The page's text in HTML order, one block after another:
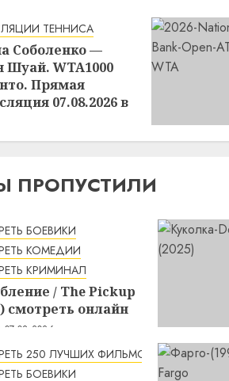
ТЕННИСА
Соболенко —
Шуай. WTA1000
Прямая
07.08.2026 в
06.08.2026
ПРОПУСТИЛИ
БОЕВИКИ
КОМЕДИИ
КРИМИНАЛ
/ The Pickup
смотреть онлайн
07.08.2026
250 ЛУЧШИХ ФИЛЬМОВ
БОЕВИКИ